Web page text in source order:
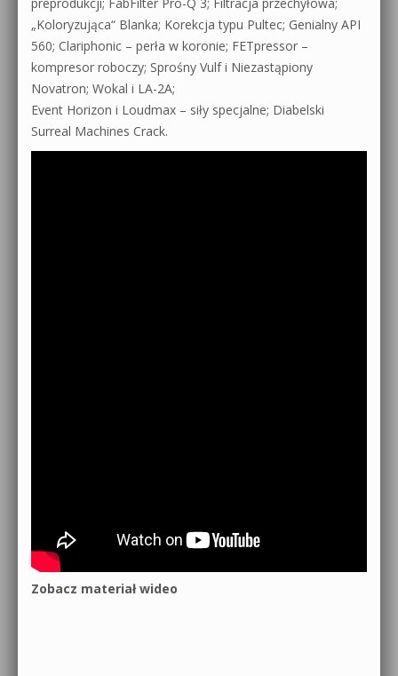
„Koloryzująca“ Blanka; Korekcja typu Pultec; Genialny API
560; Clariphonic – perła w koronie; FETpressor –
kompresor roboczy; Sprośny Vulf i Niezastąpiony
Novatron; Wokal i LA-2A;
Event Horizon i Loudmax – siły specjalne; Diabelski
Surreal Machines Crack.
Zobacz materiał wideo